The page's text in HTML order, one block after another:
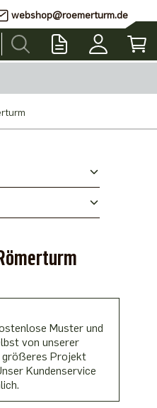
webshop@roemerturm.de
Muster und
von unserer
größeres Projekt
Kundenservice